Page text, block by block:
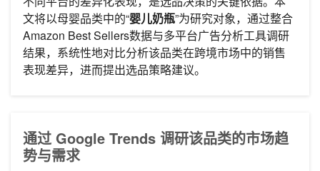
文将以母婴品类中的“婴儿奶瓶”为研究对象，通过整合
Amazon Best Sellers数据与多平台广告分析工具调研
结果，系统性地对比分析该品类在跨境市场中的销售
表现差异，进而提出选品策略建议。
通过 Google Trends 调研该品类的市场趋
势与需求